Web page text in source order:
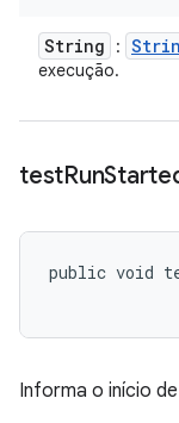
String :
execução.
testRun
public void
Informa o início